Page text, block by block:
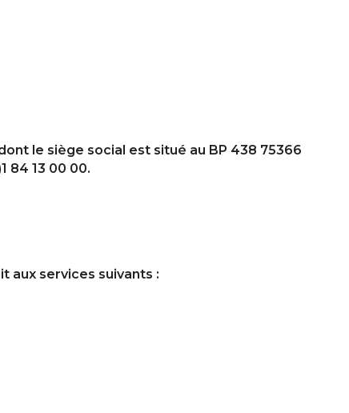
le siège social est situé au BP 438 75366
84 13 00 00.
aux services suivants :